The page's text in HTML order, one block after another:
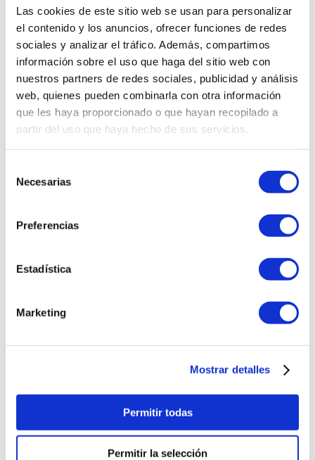
Las cookies de este sitio web se usan para personalizar
el contenido y los anuncios, ofrecer funciones de redes
sociales y analizar el tráfico. Además, compartimos
información sobre el uso que haga del sitio web con
nuestros partners de redes sociales, publicidad y análisis
web, quienes pueden combinarla con otra información
que les haya proporcionado o que hayan recopilado a
partir del uso que haya hecho de sus servicios.
Necesarias
Preferencias
Estadística
Marketing
Mostrar detalles
Permitir todas
Permitir la selección
dispositivos compatibles, permitiendo
compartir playlists, podcasts y contenido
multimedia de manera rápida y cómoda.
Además, su formato práctico favorece su
uso en diferentes ambientes, tanto interiores
como exteriores.
El Parlante Torre Aiwa AWPOH6D 100W
combina potencia, autonomía y diseño en un
solo equipo pensado para maximizar la
diversión. Su elegante acabado color negro
fácilmente a distintos espacios y
preferencias. Es una excelente alternativa
confiable y de alto rendimiento para fiestas,
reuniones familiares y eventos especiales,
destacada respaldada por la calidad y
trayectoria de Aiwa en equipos de sonido.
FICHA TÉCNICA
Modelo AWPOH6D
Marca Aiwa